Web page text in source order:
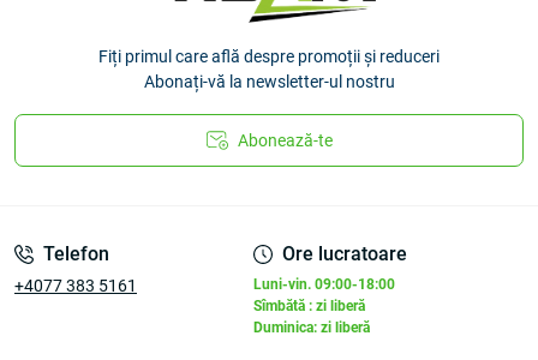
Fiți primul care află despre promoții și reduceri
Abonați-vă la newsletter-ul nostru
Abonează-te
Telefon
+4077 383 5161
Ore lucratoare
Luni-vin. 09:00-18:00
Sîmbătă : zi liberă
Duminica: zi liberă